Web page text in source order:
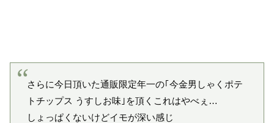
さらに今日頂いた通販限定年一の｢今金男しゃくポテ
トチップス うすしお味｣を頂くこれはやべぇ…
しょっぱくないけどイモが深い感じ